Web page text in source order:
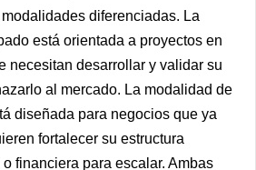
diferenciadas. La
está orientada a proyectos en
necesitan desarrollar y validar su
al mercado. La modalidad de
diseñada para negocios que ya
fortalecer su estructura
financiera para escalar. Ambas